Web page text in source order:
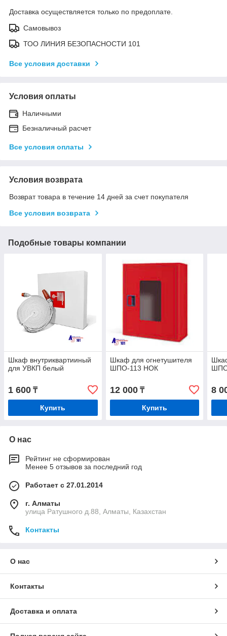
Доставка осуществляется только по предоплате.
Самовывоз
ТОО ЛИНИЯ БЕЗОПАСНОСТИ 101
Все условия доставки
Условия оплаты
Наличными
Безналичный расчет
Все условия оплаты
Условия возврата
Возврат товара в течение 14 дней за счет покупателя
Все условия возврата
Подобные товары компании
Шкаф внутриквартииный
для УВКП белый
1 600 ₸
Купить
Шкаф для огнетушителя
ШПО-113 НОК
12 000₸
Купить
8
О нас
Рейтинг не сформирован
Менее 5 отзывов за последний год
Работает с 27.01.2014
г. Алматы
улица Ратушного д.88, Алматы, Казахстан
Контакты
О нас
Контакты
Доставка и оплата